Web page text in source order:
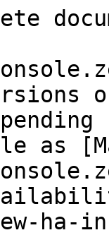
as
ha-